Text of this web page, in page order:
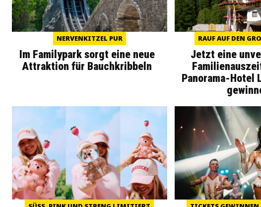
NERVENKITZEL PUR
Im Familypark sorgt eine neue
Attraktion für Bauchkribbeln
RAUF AUF DEN
Jetzt eine
Panorama-Hotel